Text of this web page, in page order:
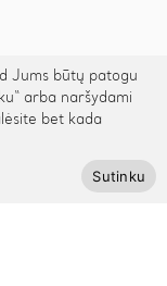
Jums būtų patogu
arba naršydami
bet kada
Sutinku